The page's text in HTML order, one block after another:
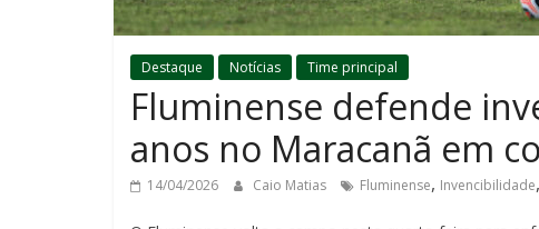
Destaque Notícias Time principal
Fluminense defende
anos no Maracanã em
14/04/2026 Caio Matias Fluminense, Invencibilidade,